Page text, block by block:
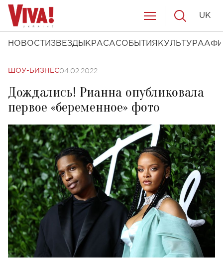
НОВОСТИ ЗВЕЗДЫ КРАСАСОБЫТИЯ КУЛЬТУРА
UK
ШОУ-БИЗНЕС04.02.2022
Дождались! Рианна опубликовала
первое «беременное» фото